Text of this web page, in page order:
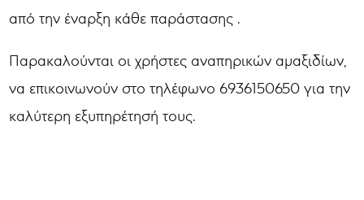
από την έναρξη κάθε παράστασης .
Παρακαλούνται οι χρήστες αναπηρικών αμαξιδίων,
να επικοινωνούν στο τηλέφωνο 6936150650 για την
καλύτερη εξυπηρέτησή τους.